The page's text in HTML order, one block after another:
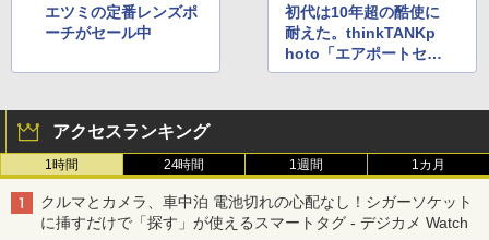
エツミの定番レンズポ
ーチがセール中
初代は10年超の酷使に
耐えた。thinkTANKp
hoto「エアポートセキ
ュリティV3.0」が10%
アクセスランキング
1時間 24時間 1週間 1カ月
クルマとカメラ、車中泊 電池切れの心配なし！シガーソケット
に挿すだけで「探す」が使えるスマートタグ - デジカメ Watch